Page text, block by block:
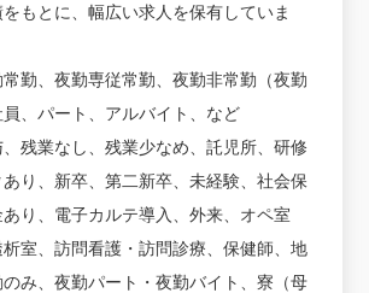
もとに、幅広い求人を保有していま
常勤、夜勤専従常勤、夜勤非常勤（夜勤
、パート、アルバイト、など
、残業なし、残業少なめ、託児所、研修
り、新卒、第二新卒、未経験、社会保
り、電子カルテ導入、外来、オペ室
析室、訪問看護・訪問診療、保健師、地
み、夜勤パート・夜勤バイト、寮（母